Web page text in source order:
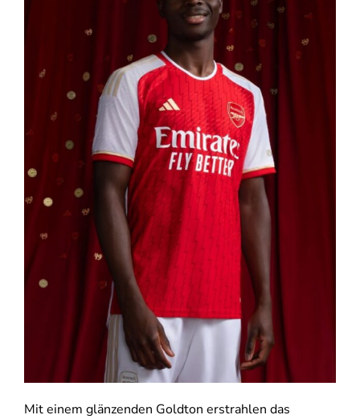
Mit einem glänzenden Goldton erstrahlen das